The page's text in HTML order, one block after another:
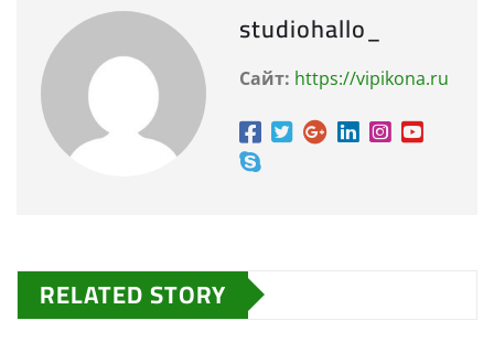
studiohallo_
Сайт: https://vipikona.ru
RELATED STORY